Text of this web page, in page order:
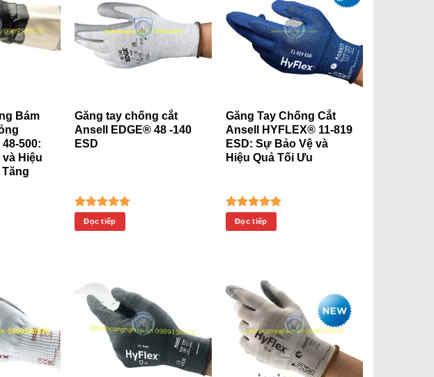
Bám
500:
và Hiệu
Găng tay chống cắt
Ansell EDGE® 48 -140
ESD
Được xếp
hạng5.00
Đọc tiếp
Găng Tay Chống Cắt
Ansell HYFLEX® 11-819
ESD: Sự Bảo Vệ và
Hiệu Quả Tối Ưu
Được xếp
hạng5.00
Đọc tiếp